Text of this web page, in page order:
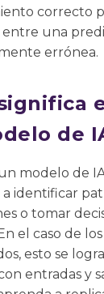
correcto
entre una
errónea.
de
modelo de
identificar
o tomar
el caso de
esto se
entradas y